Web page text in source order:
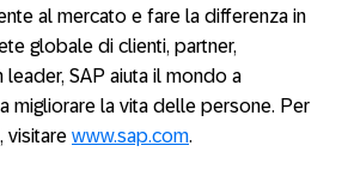
al mercato e fare la differenza in
globale di clienti, partner,
SAP aiuta il mondo a
migliorare la vita delle persone. Per
visitare www.sap.com.